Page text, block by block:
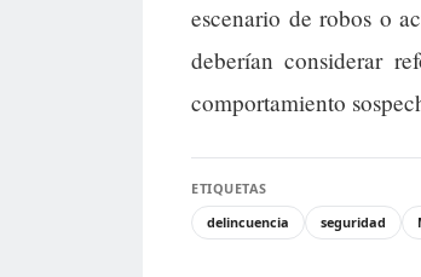
escenario de robos o
deberían considerar
comportamiento
ETIQUETAS
delincuencia
seguridad